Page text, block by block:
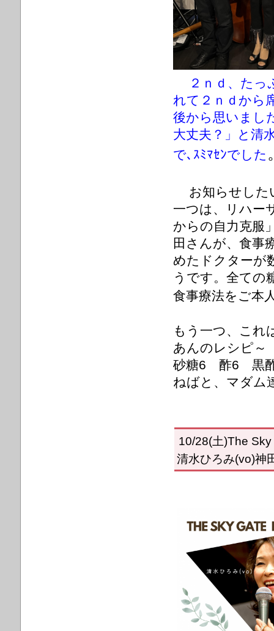
２ｎｄ、た
れて２ｎｄから
後から思いまし
大丈夫？」と清
で､ｽﾐﾏｾﾝでした
お知らせした
一つは、リハー
からの自力克服
田さんが、食事
めたドクターが
うです。全ての
食事療法をご本
もう一つ、これ
あんのレシピ～
砂糖6 酢6 黒
ねばと、マダム
10/28(土)The
清水ひろみ(vo)神